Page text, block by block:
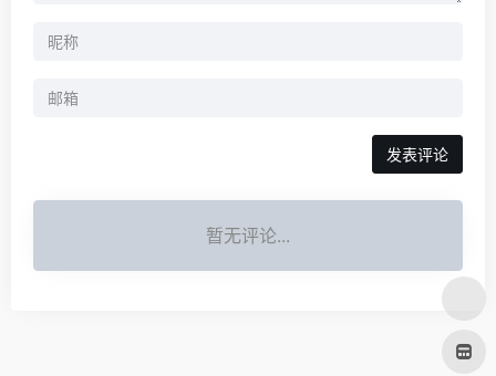
发表评论
暂无评论...